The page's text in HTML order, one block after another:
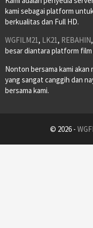
kami sebagai platform
berkualitas dan Full HD.
WGFILM21, LK21, REBAHIN,
besar diantara platform film
Nonton bersama kami
yang sangat canggih dan
bersama kami.
© 2026 -